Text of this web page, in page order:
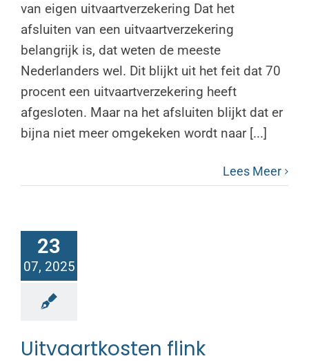
van eigen uitvaartverzekering Dat het
afsluiten van een uitvaartverzekering
belangrijk is, dat weten de meeste
Nederlanders wel. Dit blijkt uit het feit dat 70
procent een uitvaartverzekering heeft
afgesloten. Maar na het afsluiten blijkt dat er
bijna niet meer omgekeken wordt naar [...]
Lees Meer
23
07, 2025
Uitvaartkosten flink